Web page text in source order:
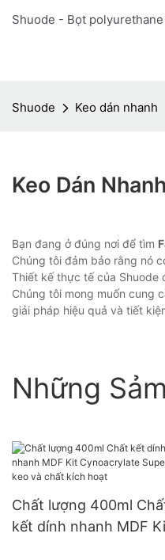
Shuode - Bọt
Shuode Keo dán nhanh
Keo Dán Nhanh
Bạn đang ở đúng nơi để tìm
Chúng tôi đảm bảo rằng nó
Thiết kế thực tế của Shuode
Chúng tôi mong muốn cung
giải pháp hiệu quả và tiết
Những
Chất lượng 400ml
kết dính nhanh MDF